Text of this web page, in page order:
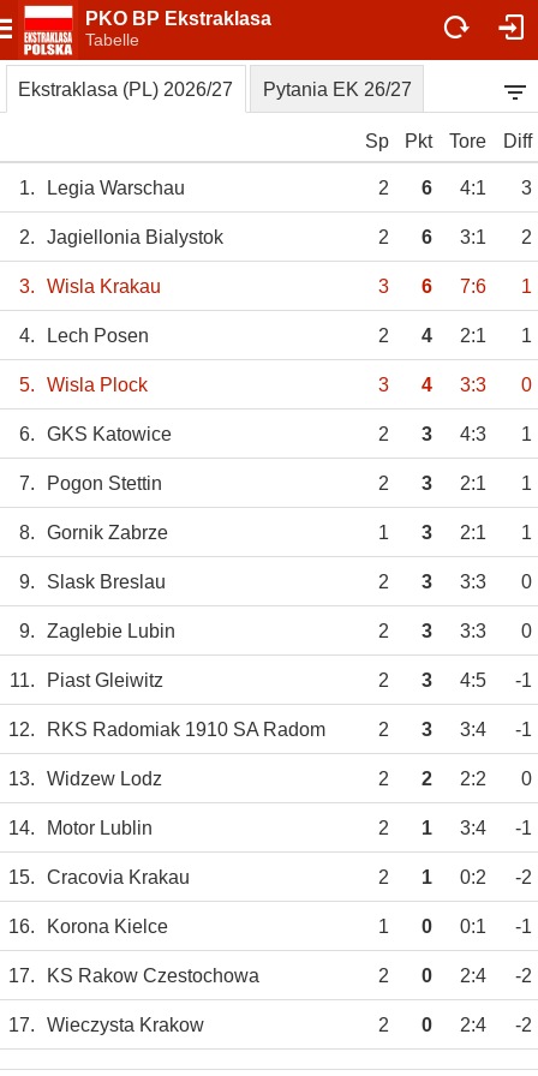
PKO BP Ekstraklasa
Tabelle
Ekstraklasa (PL) 2026/27 Pytania EK 26/27
Sp Pkt Tore Diff
1. Legia Warschau 2 6 4:1 3
2. Jagiellonia Bialystok 2 6 3:1 2
3. Wisla Krakau 3 6 7:6 1
4. Lech Posen 2 4 2:1 1
5. Wisla Plock 3 4 3:3 0
6. GKS Katowice 2 3 4:3 1
7. Pogon Stettin 2 3 2:1 1
8. Gornik Zabrze 1 3 2:1 1
9. Slask Breslau 2 3 3:3 0
9. Zaglebie Lubin 2 3 3:3 0
11. Piast Gleiwitz 2 3 4:5 -1
12. RKS Radomiak 1910 SA Radom 2 3 3:4 -1
13. Widzew Lodz 2 2 2:2 0
14. Motor Lublin 2 1 3:4 -1
15. Cracovia Krakau 2 1 0:2 -2
16. Korona Kielce 1 0 0:1 -1
17. KS Rakow Czestochowa 2 0 2:4 -2
17. Wieczysta Krakow 2 0 2:4 -2